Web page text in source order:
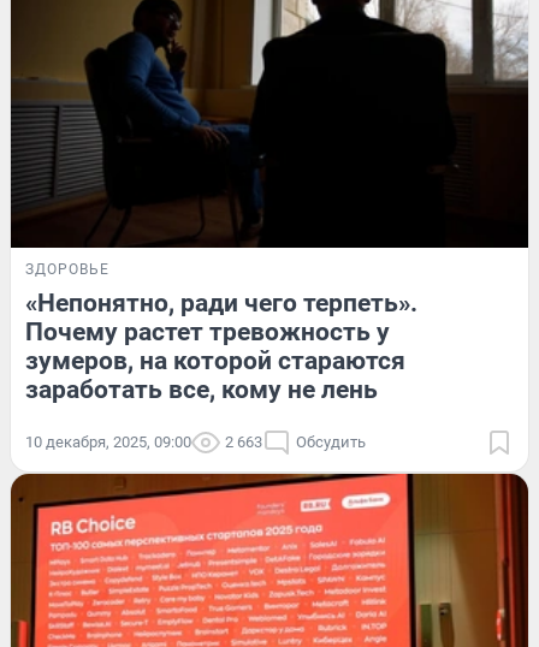
ЗДОРОВЬЕ
«Непонятно, ради чего терпеть».
Почему растет тревожность у
зумеров, на которой стараются
заработать все, кому не лень
10 декабря, 2025, 09:00 2 663 Обсудить